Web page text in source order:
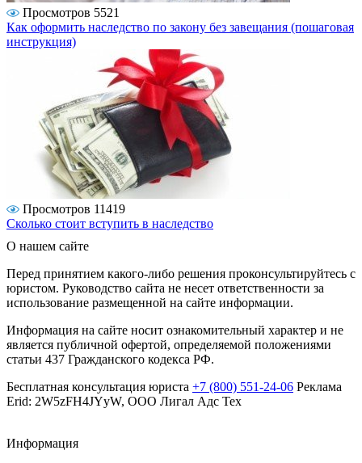
Просмотров 5521
Как оформить наследство по закону без завещания (пошаговая
инструкция)
Просмотров 11419
Сколько стоит вступить в наследство
О нашем сайте
Перед принятием какого-либо решения проконсультируйтесь с
юристом. Руководство сайта не несет ответственности за
использование размещенной на сайте информации.
Информация на сайте носит ознакомительный характер и не
является публичной офертой, определяемой положениями
статьи 437 Гражданского кодекса РФ.
Бесплатная консультация юриста +7 (800) 551-24-06 Реклама
Erid: 2W5zFH4JYyW, ООО Лигал Адс Тех
Информация